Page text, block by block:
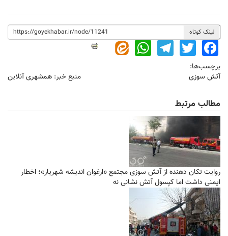
لینک کوتاه
Facebook
Twitter
Telegram
WhatsApp
برچسب‌ها:
آتش سوزی
منبع خبر: همشهری آنلاین
مطالب مرتبط
روایت تکان دهنده از آتش سوزی مجتمع «ارغوان اندیشه شهریار»؛ اخطار
ایمنی داشت اما کپسول آتش نشانی نه